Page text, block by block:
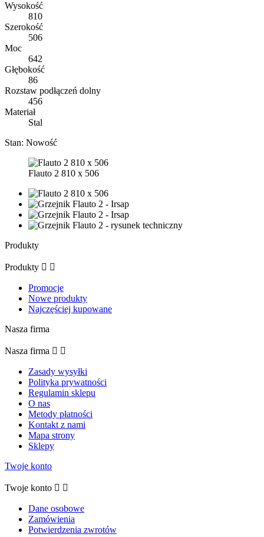
Wysokość
810
Szerokość
506
Moc
642
Głębokość
86
Rozstaw podłączeń dolny
456
Materiał
Stal
Stan: Nowość
Flauto 2 810 x 506
Produkty
Produkty  
Promocje
Nowe produkty
Najczęściej kupowane
Nasza firma
Nasza firma  
Zasady wysyłki
Polityka prywatności
Regulamin sklepu
O nas
Metody płatności
Kontakt z nami
Mapa strony
Sklepy
Twoje konto
Twoje konto  
Dane osobowe
Zamówienia
Potwierdzenia zwrotów